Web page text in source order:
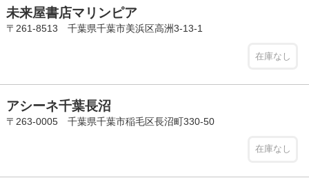
未来屋書店マリンピア
〒261-8513 千葉県千葉市美浜区高洲3-13-1
在庫なし
アシーネ千葉長沼
〒263-0005 千葉県千葉市稲毛区長沼町330-50
在庫なし